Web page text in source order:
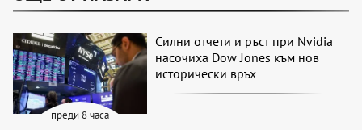
преди 8 часа
Силни отчети и ръст при Nvidia
насочиха Dow Jones към нов
исторически връх